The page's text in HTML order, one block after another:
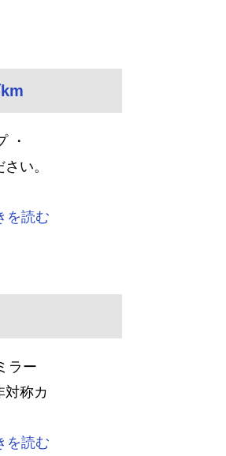
・
い。
を読む
ラー
称カ
を読む